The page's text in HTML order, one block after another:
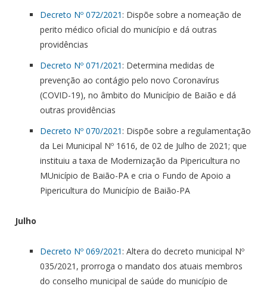
Decreto Nº 072/2021 : Dispõe sobre a nomeação de
perito médico oficial do município e dá outras
providências
Decreto Nº 071/2021 : Determina medidas de
prevenção ao contágio pelo novo Coronavírus
(COVID-19), no âmbito do Município de Baião e dá
outras providências
Decreto Nº 070/2021 : Dispõe sobre a regulamentação
da Lei Municipal Nº 1616, de 02 de Julho de 2021; que
instituiu a taxa de Modernização da Pipericultura no
MUnicípio de Baião-PA e cria o Fundo de Apoio a
Pipericultura do Município de Baião-PA
Julho
Decreto Nº 069/2021 : Altera do decreto municipal Nº
035/2021, prorroga o mandato dos atuais membros
do conselho municipal de saúde do município de